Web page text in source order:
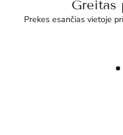
Greitas
Prekes esančias vietoje